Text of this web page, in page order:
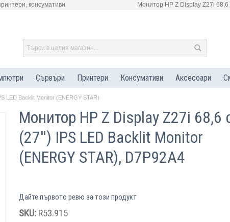
консумативи
Монитор HP Z Display Z27i
Сървъри Принтери Консумативи Аксесоари
LED Backlit Monitor (ENERGY STAR)
Монитор HP Z Display Z27i 68,6
(27'') IPS LED Backlit Monitor
(ENERGY STAR), D7P92A4
Дайте първото ревю за този продукт
SKU: R53.915